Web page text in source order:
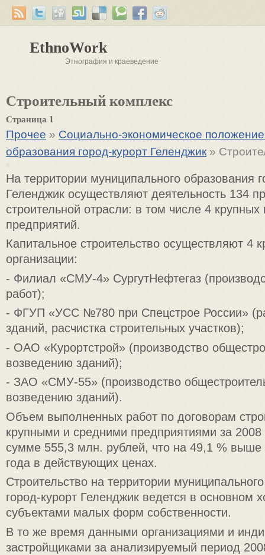
EthnoWork
Этнография и краеведение
Строительный комплекс
Страница 1
Прочее » Социально-экономическое
образования город-курорт Геленджик »
На территории муниципального образования
Геленджик осуществляют деятельность 134
строительной отрасли: в том числе 4
предприятий.
Капитальное строительство осуществляют 4
организации:
- Филиал «СМУ-4» СургутНефтегаз
работ);
- ФГУП «УСС №780 при Спецстрое России»
зданий, расчистка строительных участков);
- ОАО «Курортстрой» (производство
возведению зданий);
- ЗАО «СМУ-55» (производство
возведению зданий).
Объем выполненных работ по договорам
крупными и средними предприятиями за 2008
сумме 555,3 млн. рублей, что на 49,1 % выше
года в действующих ценах.
Строительство на территории
город-курорт Геленджик ведется в основном
субъектами малых форм собственности.
В то же время данными организациями и
застройщиками за анализируемый период